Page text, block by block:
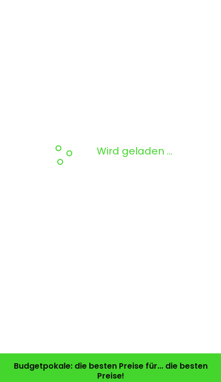
Wird geladen …
Budgetpokale: die besten Preise für... die besten
Preise!